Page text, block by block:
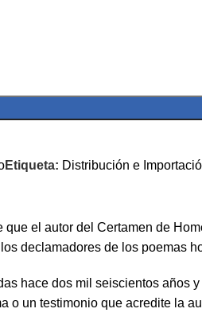
Etiqueta: Distribución e
que el autor del Certamen de
declamadores de los poemas
hace dos mil seiscientos años
o un testimonio que acredite la